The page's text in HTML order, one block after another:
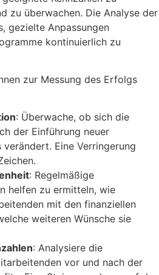
zu überwachen. Die Analyse der
gezielte Anpassungen
kontinuierlich zu
zur Messung des Erfolgs
: Überwache, ob sich die
der Einführung neuer
Eine Verringerung
: Regelmäßige
helfen zu ermitteln, wie
mit den finanziellen
weiteren Wünsche sie
: Analysiere die
vor und nach der